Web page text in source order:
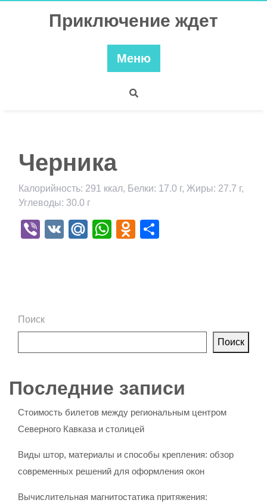
Приключение ждет
Меню
Черника
Калорийность: 291 ккал, Белки: 17.0 г, Жиры: 27.7 г,
Углеводы: 30.0 г
Viber
VK Mail.Ru
WhatsApp
Odnoklassniki
Поиск
Поиск
Последние записи
Стоимость билетов между региональным центром
Северного Кавказа и столицей
Виды штор, материалы и способы крепления: обзор
современных решений для оформления окон
Вычислительная магнитостатика притяжения: